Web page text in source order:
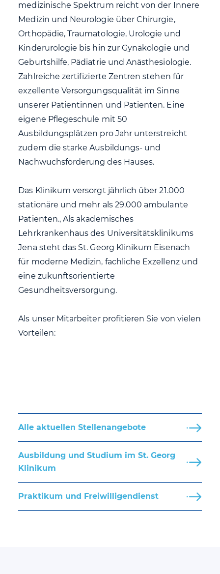
Alle aktuellen Stellenangebote
Ausbildung und Studium im St. Georg
Klinikum
Praktikum und Freiwilligendienst
medizinische Spektrum reicht von der Innere
Medizin und Neurologie über Chirurgie,
Orthopädie, Traumatologie, Urologie und
Kinderurologie bis hin zur Gynäkologie und
Geburtshilfe, Pädiatrie und Anästhesiologie.
Zahlreiche zertifizierte Zentren stehen für
exzellente Versorgungsqualität im Sinne
unserer Patientinnen und Patienten. Eine
eigene Pflegeschule mit 50
Ausbildungsplätzen pro Jahr unterstreicht
zudem die starke Ausbildungs- und
Nachwuchsförderung des Hauses.
Das Klinikum versorgt jährlich über 21.000
stationäre und mehr als 29.000 ambulante
Patienten., Als akademisches
Lehrkrankenhaus des Universitätsklinikums
Jena steht das St. Georg Klinikum Eisenach
für moderne Medizin, fachliche Exzellenz und
eine zukunftsorientierte
Gesundheitsversorgung.
Als unser Mitarbeiter profitieren Sie von vielen
Vorteilen: